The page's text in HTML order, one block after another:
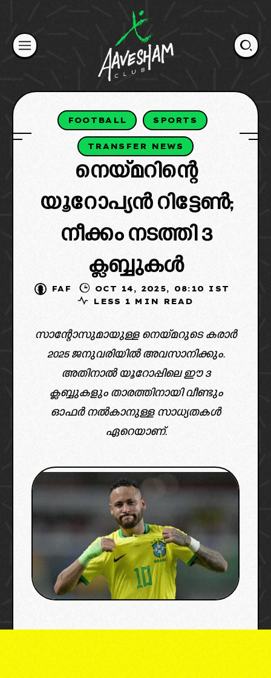
content
FOOTBALL SPORTS
TRANSFER NEWS
നെയ്മറിന്റെ
യൂറോപ്യൻ റിട്ടേൺ;
നീക്കം നടത്തി 3
ക്ലബ്ബുകൾ
FAF
OCT 14, 2025, 08:10 IST
LESS 1 MIN READ
സാന്റോസുമായുള്ള നെയ്മറുടെ കരാർ
2025 ജനുവരിയിൽ അവസാനിക്കും.
അതിനാൽ യൂറോപ്പിലെ ഈ 3
ക്ലബ്ബുകളും താരത്തിനായി വീണ്ടും
ഓഫർ നൽകാനുള്ള സാധ്യതകൾ
ഏറെയാണ്.
neymar